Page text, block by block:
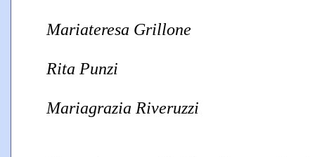
Mariateresa Grillone
Rita Punzi
Mariagrazia Riveruzzi